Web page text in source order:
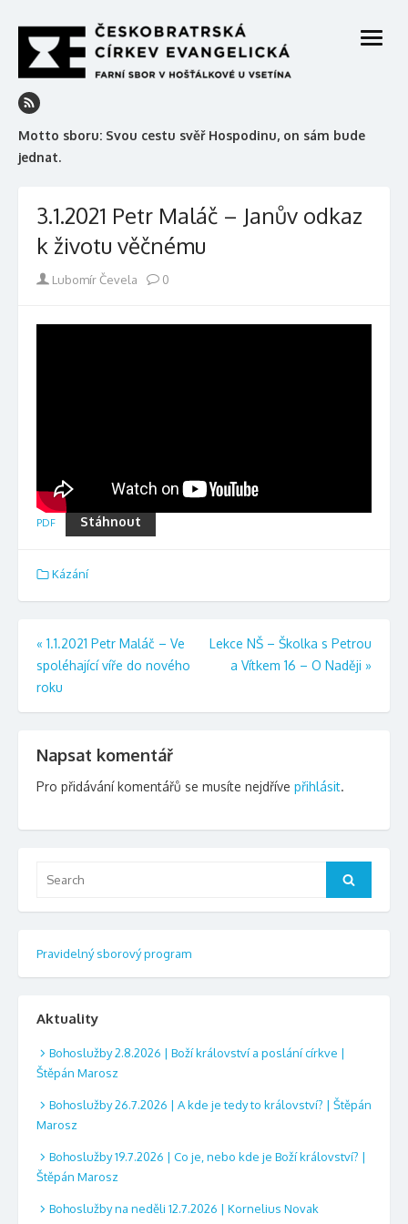
to
content
Motto sboru: Svou cestu svěř Hospodinu, on sám bude
jednat.
open
3.1.2021 Petr Maláč – Janův odkaz
k životu věčnému
Author
Lubomír Čevela 0
PDF Stáhnout
Kázání
Navigace
pro
příspěvek
« 1.1.2021 Petr Maláč – Ve
spoléhající víře do nového
roku
Lekce NŠ – Školka s Petrou
a Vítkem 16 – O Naději »
Napsat komentář
Pro přidávání komentářů se musíte nejdříve přihlásit.
Search
Pravidelný sborový program
Aktuality
Bohoslužby 2.8.2026 | Boží království a poslání církve |
Štěpán Marosz
Bohoslužby 26.7.2026 | A kde je tedy to království? | Štěpán
Marosz
Bohoslužby 19.7.2026 | Co je, nebo kde je Boží království? |
Štěpán Marosz
Bohoslužby na neděli 12.7.2026 | Kornelius Novak